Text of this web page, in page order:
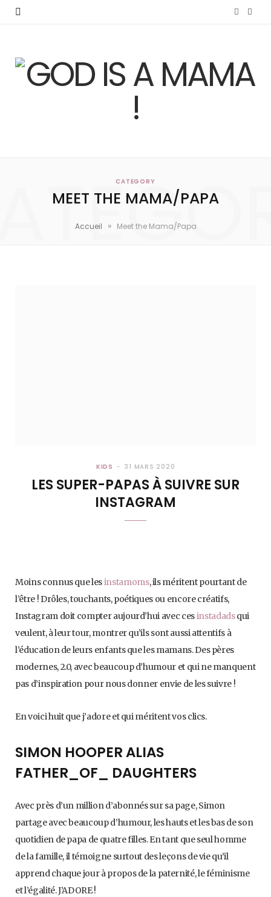
e t
CATEGORY
MEET THE MAMA/PAPA
Accueil » Meet the Mama/Papa
KIDS 31 MARS 2020
LES SUPER-PAPAS À SUIVRE SUR
INSTAGRAM
Moins connus que lesinstamoms, ils méritent pourtant de
l’être ! Drôles, touchants, poétiques ou encore créatifs,
Instagram doit compter aujourd’hui avec cesinstadadsqui
veulent, à leur tour, montrer qu’ils sont aussi attentifs à
l’éducation de leurs enfants que les mamans. Des pères
modernes, 2.0, avec beaucoup d’humour et qui ne manquent
pas d’inspiration pour nous donner envie de les suivre !
En voici huit que j’adore et qui méritent vos clics.
SIMON HOOPER ALIAS
FATHER_OF_ DAUGHTERS
Avec près d’un million d’abonnés sur sa page, Simon
partage avec beaucoup d’humour, les hauts et les bas de son
quotidien de papa de quatre filles. En tant que seul homme
de la famille, il témoigne surtout des leçons de vie qu’il
apprend chaque jour à propos de la paternité, le féminisme
et l’égalité. J’ADORE !